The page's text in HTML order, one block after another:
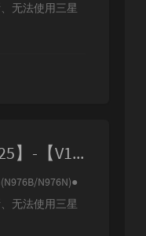
无法使用三星
【极光ROM】-【三星NOTE10/NOTE10+/5G N97XX-9825】-【V18.0 Android-S-VE5】
N976N)●
无法使用三星